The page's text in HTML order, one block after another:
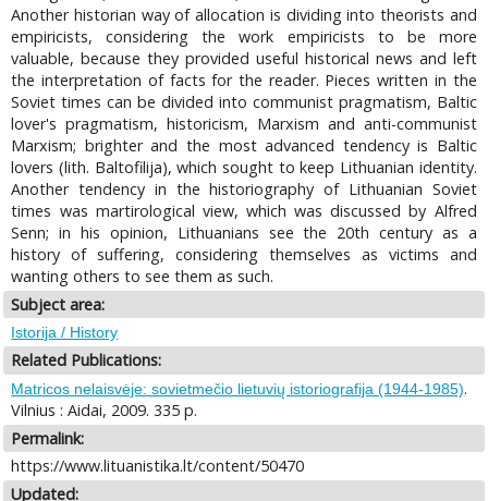
Another historian way of allocation is dividing into theorists and
empiricists, considering the work empiricists to be more
valuable, because they provided useful historical news and left
the interpretation of facts for the reader. Pieces written in the
Soviet times can be divided into communist pragmatism, Baltic
lover's pragmatism, historicism, Marxism and anti-communist
Marxism; brighter and the most advanced tendency is Baltic
lovers (lith. Baltofilija), which sought to keep Lithuanian identity.
Another tendency in the historiography of Lithuanian Soviet
times was martirological view, which was discussed by Alfred
Senn; in his opinion, Lithuanians see the 20th century as a
history of suffering, considering themselves as victims and
wanting others to see them as such.
Subject area:
Istorija / History
Related Publications:
Matricos nelaisvėje: sovietmečio lietuvių istoriografija (1944-1985).
Vilnius : Aidai, 2009. 335 p.
Permalink:
https://www.lituanistika.lt/content/50470
Updated: